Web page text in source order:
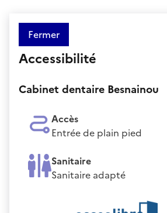
Fermer
Accessibilité
Cabinet dentaire Besnainou
Accès
Entrée de plain pied
Sanitaire
Sanitaire adapté